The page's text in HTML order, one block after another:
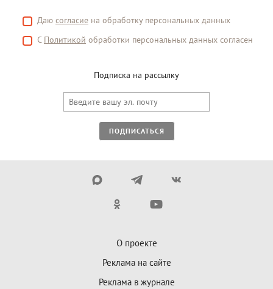
Даю согласие на обработку персональных данных
С Политикой обработки персональных данных согласен
Подписка на рассылку
ПОДПИСАТЬСЯ
О проекте
Реклама на сайте
Реклама в журнале